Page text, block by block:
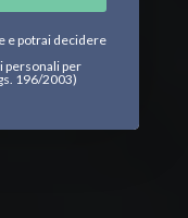
e potrai decidere
personali per
196/2003)